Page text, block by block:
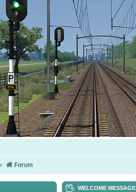
Forum
WELCOME MESSAGE